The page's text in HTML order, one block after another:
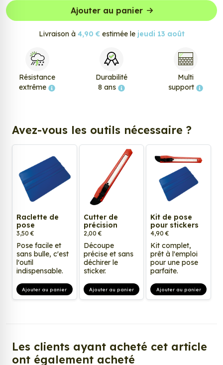
Ajouter au panier
Livraison à 4,90 € estimée le jeudi 13 août
Résistance
extrême
Durabilité
8 ans
Multi
support
Avez-vous les outils nécessaire ?
Raclette de
pose
3,50 €
Pose facile et
sans bulle, c'est
l'outil
indispensable.
Ajouter au panier
Cutter de
précision
2,00 €
Découpe
précise et sans
déchirer le
sticker.
Ajouter au panier
Kit de pose
pour stickers
4,90 €
Kit complet,
prêt à l'emploi
pour une pose
parfaite.
Ajouter au panier
Les clients ayant acheté cet article
ont également acheté